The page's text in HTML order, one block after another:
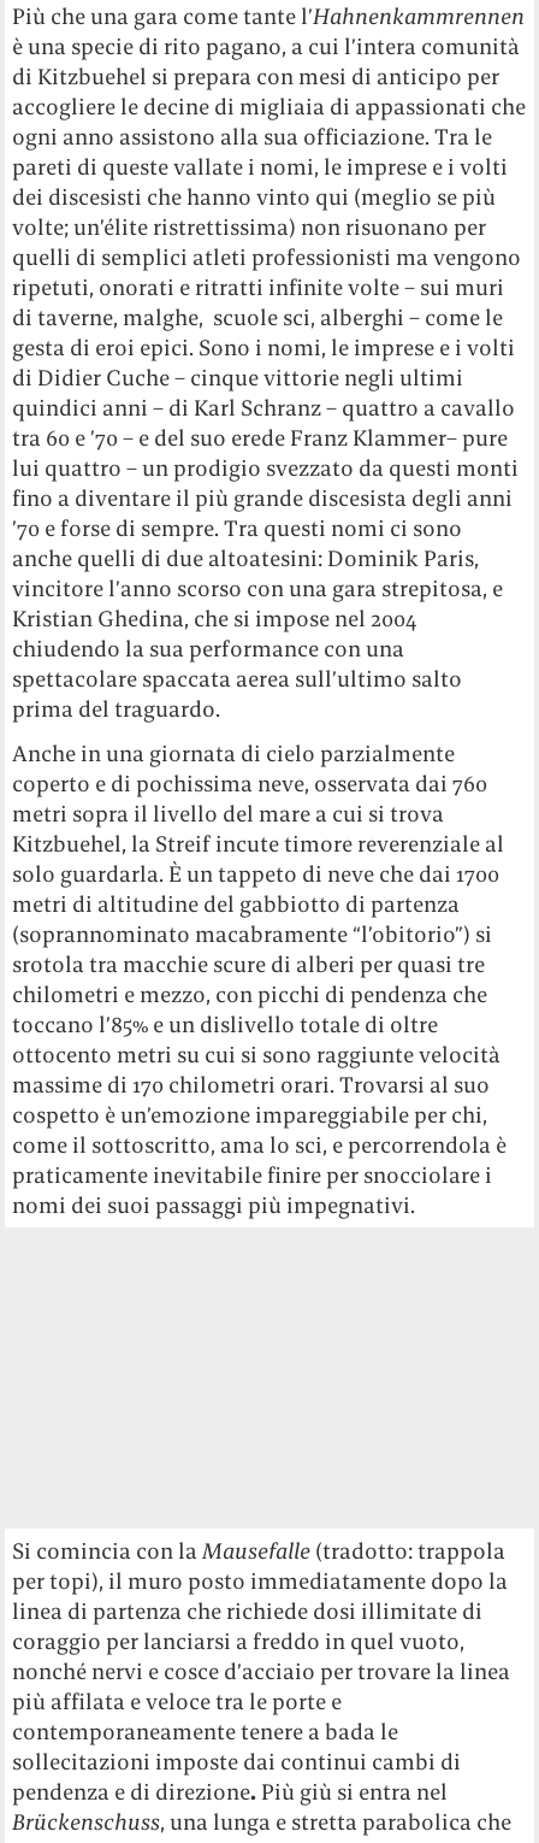
Più che una gara come tante l’Hahnenkammrennen
è una specie di rito pagano, a cui l’intera comunità
di Kitzbuehel si prepara con mesi di anticipo per
accogliere le decine di migliaia di appassionati che
ogni anno assistono alla sua officiazione. Tra le
pareti di queste vallate i nomi, le imprese e i volti
dei discesisti che hanno vinto qui (meglio se più
volte; un’élite ristrettissima) non risuonano per
quelli di semplici atleti professionisti ma vengono
ripetuti, onorati e ritratti infinite volte – sui muri
di taverne, malghe, scuole sci, alberghi – come le
gesta di eroi epici. Sono i nomi, le imprese e i volti
di Didier Cuche – cinque vittorie negli ultimi
quindici anni – di Karl Schranz – quattro a cavallo
tra 60 e ’70 – e del suo erede Franz Klammer– pure
lui quattro – un prodigio svezzato da questi monti
fino a diventare il più grande discesista degli anni
’70 e forse di sempre. Tra questi nomi ci sono
anche quelli di due altoatesini: Dominik Paris,
vincitore l’anno scorso con una gara strepitosa, e
Kristian Ghedina, che si impose nel 2004
chiudendo la sua performance con una
spettacolare spaccata aerea sull’ultimo salto
prima del traguardo.
Anche in una giornata di cielo parzialmente
coperto e di pochissima neve, osservata dai 760
metri sopra il livello del mare a cui si trova
Kitzbuehel, la Streif incute timore reverenziale al
solo guardarla. È un tappeto di neve che dai 1700
metri di altitudine del gabbiotto di partenza
(soprannominato macabramente “l’obitorio”) si
srotola tra macchie scure di alberi per quasi tre
chilometri e mezzo, con picchi di pendenza che
toccano l’85% e un dislivello totale di oltre
ottocento metri su cui si sono raggiunte velocità
massime di 170 chilometri orari. Trovarsi al suo
cospetto è un’emozione impareggiabile per chi,
come il sottoscritto, ama lo sci, e percorrendola è
praticamente inevitabile finire per snocciolare i
nomi dei suoi passaggi più impegnativi.
Si comincia con laMausefalle (tradotto: trappola
per topi), il muro posto immediatamente dopo la
linea di partenza che richiede dosi illimitate di
coraggio per lanciarsi a freddo in quel vuoto,
nonché nervi e cosce d’acciaio per trovare la linea
più affilata e veloce tra le porte e
contemporaneamente tenere a bada le
sollecitazioni imposte dai continui cambi di
pendenza e di direzione. Più giù si entra nel
Brückenschuss, una lunga e stretta parabolica che